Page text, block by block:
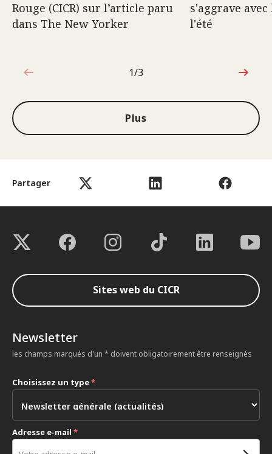
Partager
Rouge (CICR) sur l’article paru
dans The New Yorker
s'aggrave
l'été
1sur3
1/3
Plus
Sites web du CICR
Newsletter
les champs marqués d'un * doivent obligatoirement être renseignés
Choisissez un type*
Adresse e-mail *